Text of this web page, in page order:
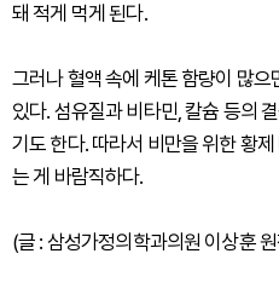
돼 적게 먹게 된다.
그러나 혈액 속에 케톤 함량이 많
있다. 섬유질과 비타민, 칼슘 등의
기도 한다. 따라서 비만을 위한 황
는 게 바람직하다.
(글 : 삼성가정의학과의원 이상훈